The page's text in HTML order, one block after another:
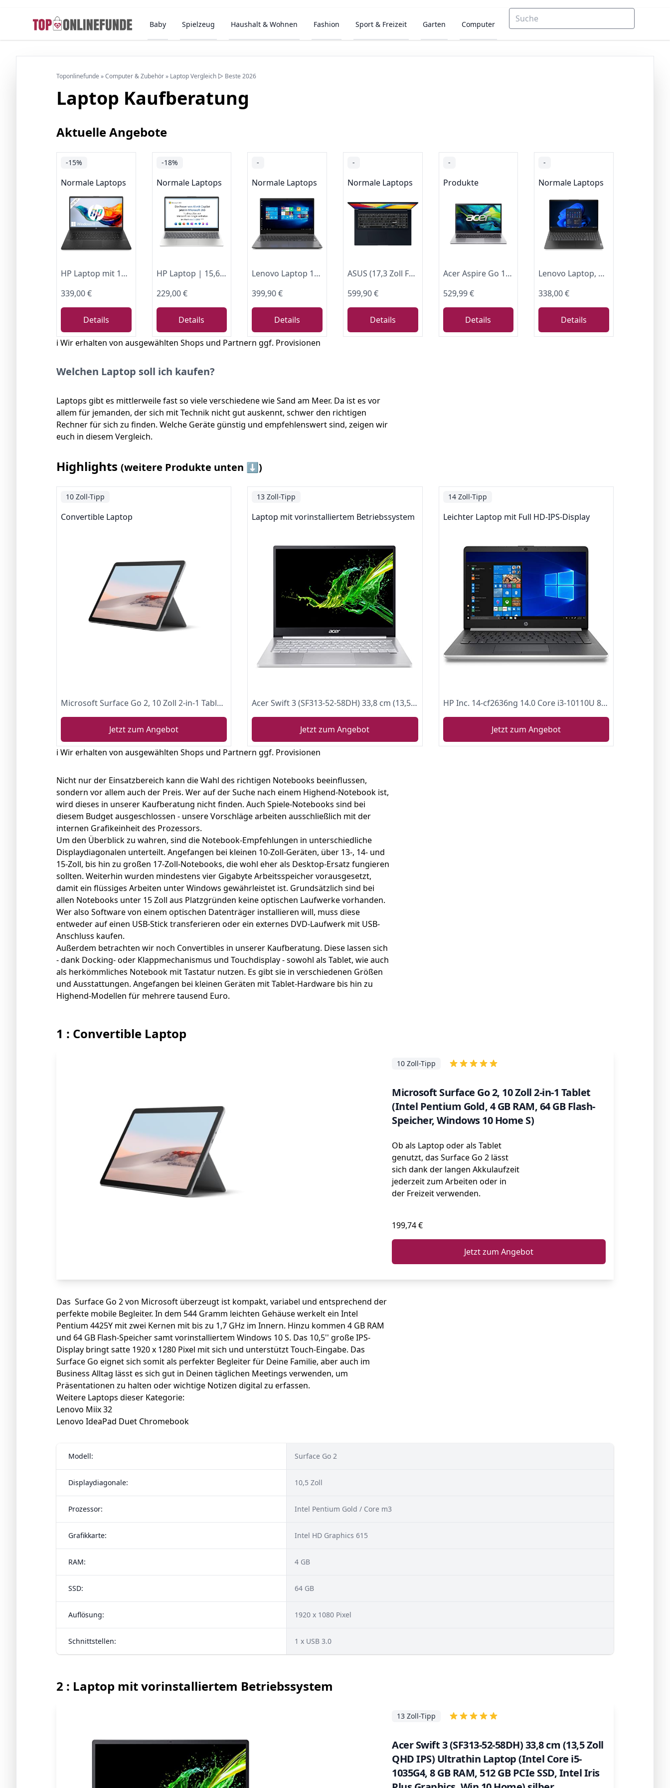
Baby Spielzeug Haushalt & Wohnen Fashion Sport & Freizeit Garten Computer
Toponlinefunde »Computer & Zubehör» Laptop Vergleich ▷ Beste 2026
Laptop Kaufberatung
Aktuelle Angebote
-15%
Normale Laptops
HP Laptop mit 17,3" HD+ Display, Intel Celeron N4120, 8 GB DDR4 RAM, 256 GB SSD, Intel UHD-Grafik, Windows 11, QWERTZ Tastatur, Schwarz
339,00 €
Details
-18%
Normale Laptops
HP Laptop | 15,6" FHD Display | Intel N100 | 4 GB DDR4 RAM | 128 GB UFS | Intel UHD Graphics | Windows 11 Home im S-Modus | QWERTZ | Natural Silver
229,00 €
Details
-
Normale Laptops
Lenovo Laptop 15,6 Zoll Full-HD - Intel Quad N5100 4x2.80 GHz, 16GB DDR4, 512 GB SSD, Intel UHD, HDMI, Webcam, Bluetooth, USB 3.0, WLAN, Windows 11 Prof. 64 Bit Notebook - 7606
399,90 €
Details
-
Normale Laptops
ASUS (17,3 Zoll FullHD Notebook mit MS Office 2024 Pro (Intel Core 5 Prozessor 120U, 10 Kerne, 5 GHz, 16 GB DDR5 RAM, 1000 GB SSD,HDMI, BT, Webcam, USB-C/3.0, WLAN, Windows 11 Prof) #8509
599,90 €
Details
-
Produkte
Acer Aspire Go 15 | Laptop | Ryzen 7 | 16GB | 512GB | mit Netzteil
529,99 €
Details
-
Normale Laptops
Lenovo Laptop, 15,6" FHD Display, Intel N150, 4 x 3.60 GHz, 128 GB SSD, Intel UHD Graphics, Norton 360, Windows 11, Schwarz
338,00 €
Details
ℹ️ Wir erhalten von ausgewählten Shops und Partnern ggf. Provisionen
Welchen Laptop soll ich kaufen?
Laptops gibt es mittlerweile fast so viele verschiedene wie Sand am Meer. Da ist es vor
allem für jemanden, der sich mit Technik nicht gut auskennt, schwer den richtigen
Rechner für sich zu finden. Welche Geräte günstig und empfehlenswert sind, zeigen wir
euch in diesem Vergleich.
Highlights (weitere Produkte unten ⬇️)
10 Zoll-Tipp
Convertible Laptop
Microsoft Surface Go 2, 10 Zoll 2-in-1 Tablet (Intel Pentium Gold, 4 GB RAM, 64 GB Flash-Speicher, Windows 10 Home S)
Jetzt zum Angebot
13 Zoll-Tipp
Laptop mit vorinstalliertem Betriebssystem
Acer Swift 3 (SF313-52-58DH) 33,8 cm (13,5 Zoll QHD IPS) Ultrathin Laptop (Intel Core i5-1035G4, 8 GB RAM, 512 GB PCIe SSD, Intel Iris Plus Graphics, Win 10 Home) silber
Jetzt zum Angebot
14 Zoll-Tipp
Leichter Laptop mit Full HD-IPS-Display
HP Inc. 14-cf2636ng 14.0 Core i3-10110U 8GB RAM 512GB SSD Win10S - 8RQ91EA natural-silver
Jetzt zum Angebot
ℹ️ Wir erhalten von ausgewählten Shops und Partnern ggf. Provisionen
Nicht nur der Einsatzbereich kann die Wahl des richtigen Notebooks beeinflussen,
sondern vor allem auch der Preis. Wer auf der Suche nach einem Highend-Notebook ist,
wird dieses in unserer Kaufberatung nicht finden. Auch Spiele-Notebooks sind bei
diesem Budget ausgeschlossen - unsere Vorschläge arbeiten ausschließlich mit der
internen Grafikeinheit des Prozessors.
Um den Überblick zu wahren, sind die Notebook-Empfehlungen in unterschiedliche
Displaydiagonalen unterteilt. Angefangen bei kleinen 10-Zoll-Geräten, über 13-, 14- und
15-Zoll, bis hin zu großen 17-Zoll-Notebooks, die wohl eher als Desktop-Ersatz fungieren
sollten. Weiterhin wurden mindestens vier Gigabyte Arbeitsspeicher vorausgesetzt,
damit ein flüssiges Arbeiten unter Windows gewährleistet ist. Grundsätzlich sind bei
allen Notebooks unter 15 Zoll aus Platzgründen keine optischen Laufwerke vorhanden.
Wer also Software von einem optischen Datenträger installieren will, muss diese
entweder auf einen USB-Stick transferieren oder ein externes DVD-Laufwerk mit USB-
Anschluss kaufen.
Außerdem betrachten wir noch Convertibles in unserer Kaufberatung. Diese lassen sich
- dank Docking- oder Klappmechanismus und Touchdisplay - sowohl als Tablet, wie auch
als herkömmliches Notebook mit Tastatur nutzen. Es gibt sie in verschiedenen Größen
und Ausstattungen. Angefangen bei kleinen Geräten mit Tablet-Hardware bis hin zu
Highend-Modellen für mehrere tausend Euro.
1 : Convertible Laptop
Microsoft Surface Go 2, 10 Zoll 2-in-1 Tablet
(Intel Pentium Gold, 4 GB RAM, 64 GB Flash-
Speicher, Windows 10 Home S)
10 Zoll-Tipp
Ob als Laptop oder als Tablet
genutzt, das Surface Go 2 lässt
sich dank der langen Akkulaufzeit
jederzeit zum Arbeiten oder in
der Freizeit verwenden.
199,74 €
Jetzt zum Angebot
Das Surface Go 2 von Microsoft überzeugt ist kompakt, variabel und entsprechend der
perfekte mobile Begleiter. In dem 544 Gramm leichten Gehäuse werkelt ein Intel
Pentium 4425Y mit zwei Kernen mit bis zu 1,7 GHz im Innern. Hinzu kommen 4 GB RAM
und 64 GB Flash-Speicher samt vorinstalliertem Windows 10 S. Das 10,5'' große IPS-
Display bringt satte 1920 x 1280 Pixel mit sich und unterstützt Touch-Eingabe. Das
Surface Go eignet sich somit als perfekter Begleiter für Deine Familie, aber auch im
Business Alltag lässt es sich gut in Deinen täglichen Meetings verwenden, um
Präsentationen zu halten oder wichtige Notizen digital zu erfassen.
Weitere Laptops dieser Kategorie:
Lenovo Miix 32
Lenovo IdeaPad Duet Chromebook
Modell: Surface Go 2
Displaydiagonale: 10,5 Zoll
Prozessor: Intel Pentium Gold / Core m3
Grafikkarte: Intel HD Graphics 615
RAM: 4 GB
SSD: 64 GB
Auflösung: 1920 x 1080 Pixel
Schnittstellen: 1 x USB 3.0
2 : Laptop mit vorinstalliertem Betriebssystem
Acer Swift 3 (SF313-52-58DH) 33,8 cm (13,5 Zoll
QHD IPS) Ultrathin Laptop (Intel Core i5-
1035G4, 8 GB RAM, 512 GB PCIe SSD, Intel Iris
13 Zoll-Tipp